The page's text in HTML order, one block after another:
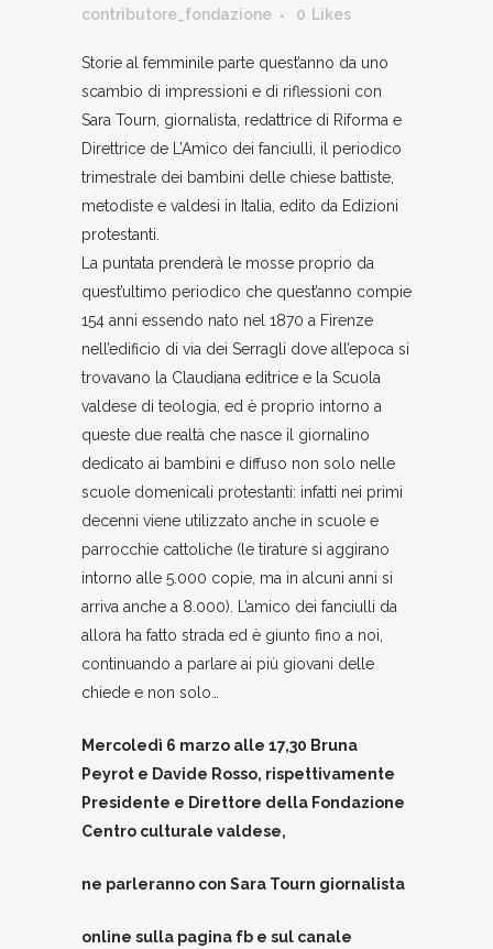
contributore_fondazione
0 Likes
Storie al femminile parte quest’anno da uno
scambio di impressioni e di riflessioni con
Sara Tourn, giornalista, redattrice di Riforma e
Direttrice de L’Amico dei fanciulli, il periodico
trimestrale dei bambini delle chiese battiste,
metodiste e valdesi in Italia, edito da Edizioni
protestanti.
La puntata prenderà le mosse proprio da
quest’ultimo periodico che quest’anno compie
154 anni essendo nato nel 1870 a Firenze
nell’edificio di via dei Serragli dove all’epoca si
trovavano la Claudiana editrice e la Scuola
valdese di teologia, ed è proprio intorno a
queste due realtà che nasce il giornalino
dedicato ai bambini e diffuso non solo nelle
scuole domenicali protestanti: infatti nei primi
decenni viene utilizzato anche in scuole e
parrocchie cattoliche (le tirature si aggirano
intorno alle 5.000 copie, ma in alcuni anni si
arriva anche a 8.000). L’amico dei fanciulli da
allora ha fatto strada ed è giunto fino a noi,
continuando a parlare ai più giovani delle
chiede e non solo…
Mercoledì 6 marzo alle 17,30 Bruna
Peyrot e Davide Rosso, rispettivamente
Presidente e Direttore della Fondazione
Centro culturale valdese,
ne parleranno con Sara Tourn giornalista
online sulla pagina fb e sul canale